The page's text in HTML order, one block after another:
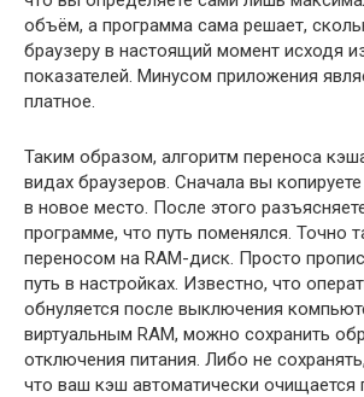
объём, а программа сама решает,
браузеру в настоящий момент исходя
показателей. Минусом приложения
платное.
Таким образом, алгоритм переноса
видах браузеров. Сначала вы
в новое место. После этого
программе, что путь поменялся. Точно
переносом на RAM-диск. Просто
путь в настройках. Известно, что
обнуляется после выключения
виртуальным RAM, можно сохранить
отключения питания. Либо не
что ваш кэш автоматически очищается